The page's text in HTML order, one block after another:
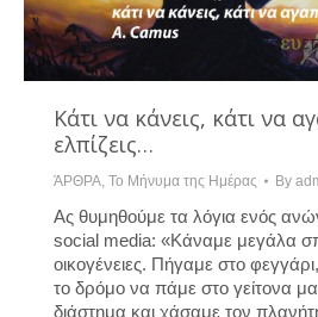
Κάτι να κάνεις, κάτι να
ελπίζεις…
ΆΡΘΡΑ, Το Μήνυμα της Ημέρας By
Ας θυμηθούμε τα λόγια ενός
social media: «Κάναμε μεγάλα
οικογένειες. Πήγαμε στο
το δρόμο να πάμε στο γείτονα
διάστημα και χάσαμε τον